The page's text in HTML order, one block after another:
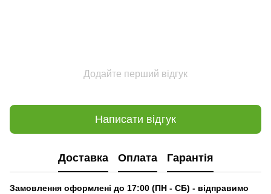
Додайте перший відгук
Написати відгук
Доставка Оплата Гарантія
Замовлення оформлені до 17:00 (ПН - СБ) - відправимо